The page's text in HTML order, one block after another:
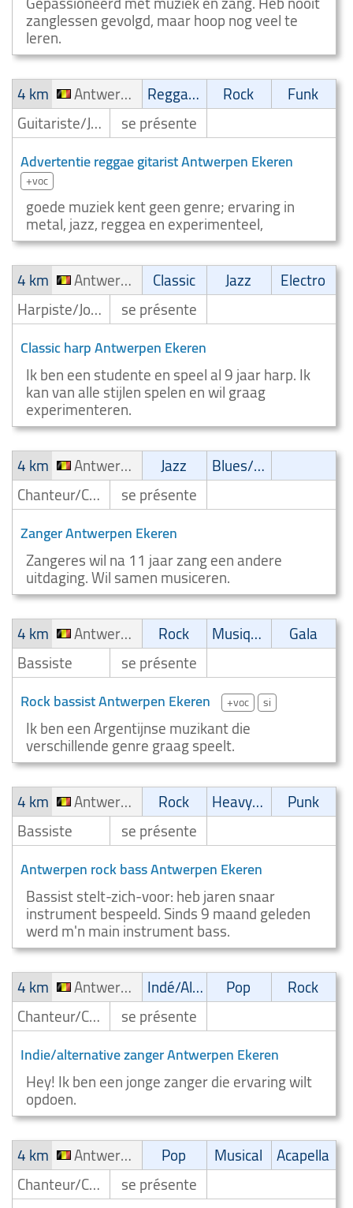
zanglessen gevolgd, maar hoop nog veel te
leren.
4 km
Antwerpen Ekeren Reggae/Ragga/Dub Rock
Funk
Guitariste/Joueur de guitare
se présente
Advertentie reggae gitarist Antwerpen Ekeren
+voc
goede muziek kent geen genre; ervaring in
metal, jazz, reggea en experimenteel,
4 km
Antwerpen Ekeren Classic Jazz
Electro
Harpiste/Joueur de harpe
se présente
Classic harp Antwerpen Ekeren
Ik ben een studente en speel al 9 jaar harp. Ik
kan van alle stijlen spelen en wil graag
experimenteren.
4 km
Antwerpen Ekeren Jazz
Blues/Swing
Chanteur/Chanteuse
se présente
Zanger Antwerpen Ekeren
Zangeres wil na 11 jaar zang een andere
uitdaging. Wil samen musiceren.
4 km
Antwerpen Ekeren Rock Musique latine
Gala
Bassiste
se présente
Rock bassist Antwerpen Ekeren +voc si
Ik ben een Argentijnse muzikant die
verschillende genre graag speelt.
4 km
Antwerpen Ekeren Rock Heavy-Metal
Punk
Bassiste
se présente
Antwerpen rock bass Antwerpen Ekeren
Bassist stelt-zich-voor: heb jaren snaar
instrument bespeeld. Sinds 9 maand geleden
werd m'n main instrument bass.
4 km
Antwerpen Ekeren Indé/Alternatif Pop
Rock
Chanteur/Chanteuse
se présente
Indie/alternative zanger Antwerpen Ekeren
Hey! Ik ben een jonge zanger die ervaring wilt
opdoen.
4 km
Antwerpen Ekeren Pop Musical Acapella
Chanteur/Chanteuse
se présente